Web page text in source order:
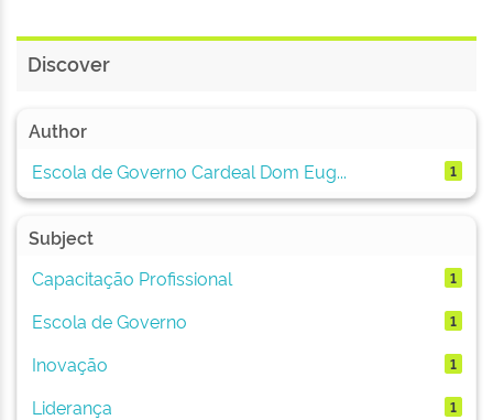
Discover
Author
Escola de Governo Cardeal Dom Eug...
1
Subject
Capacitação Profissional
1
Escola de Governo 1
Inovação 1
Liderança 1